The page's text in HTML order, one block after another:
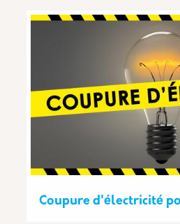
Coupure d'électricité